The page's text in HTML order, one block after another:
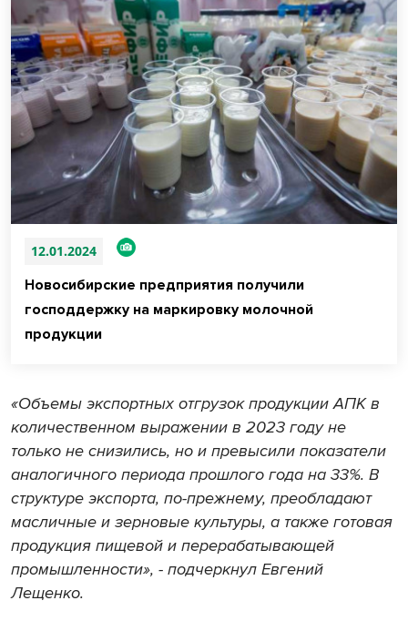
12.01.2024
Новосибирские предприятия получили
господдержку на маркировку молочной
продукции
«Объемы экспортных отгрузок продукции АПК в
количественном выражении в 2023 году не
только не снизились, но и превысили показатели
аналогичного периода прошлого года на 33%. В
структуре экспорта, по-прежнему, преобладают
масличные и зерновые культуры, а также готовая
продукция пищевой и перерабатывающей
промышленности», - подчеркнул Евгений
Лещенко.